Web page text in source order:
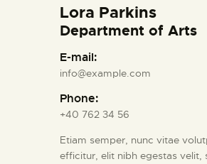
Lora Parkins
Department of Arts
E-mail:
info@example.com
Phone:
+40 762 34 56
Etiam semper, nunc vitae
efficitur, elit nibh egestas velit,